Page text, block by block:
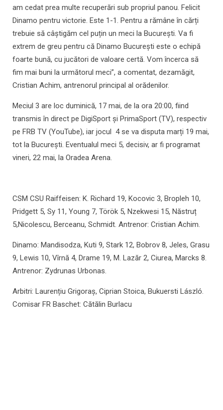
am cedat prea multe recuperări sub propriul panou. Felicit
Dinamo pentru victorie. Este 1-1. Pentru a rămâne în cărți
trebuie să câștigăm cel puțin un meci la București. Va fi
extrem de greu pentru că Dinamo București este o echipă
foarte bună, cu jucători de valoare certă. Vom încerca să
fim mai buni la următorul meci”, a comentat, dezamăgit,
Cristian Achim, antrenorul principal al orădenilor.
Meciul 3 are loc duminică, 17 mai, de la ora 20:00, fiind
transmis în direct pe DigiSport și PrimaSport (TV), respectiv
pe FRB TV (YouTube), iar jocul 4 se va disputa marți 19 mai,
tot la București. Eventualul meci 5, decisiv, ar fi programat
vineri, 22 mai, la Oradea Arena.
CSM CSU Raiffeisen: K. Richard 19, Kocovic 3, Bropleh 10,
Pridgett 5, Sy 11, Young 7, Török 5, Nzekwesi 15, Năstruț
5,Nicolescu, Berceanu, Schmidt. Antrenor: Cristian Achim.
Dinamo: Mandisodza, Kuti 9, Stark 12, Bobrov 8, Jeles, Grasu
9, Lewis 10, Vîrnă 4, Drame 19, M. Lazăr 2, Ciurea, Marcks 8.
Antrenor: Zydrunas Urbonas.
Arbitri: Laurențiu Grigoraș, Ciprian Stoica, Bukuersti László.
Comisar FR Baschet: Cătălin Burlacu